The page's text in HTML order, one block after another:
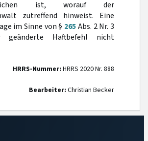
ist, worauf der
zutreffend hinweist. Eine
im Sinne von § 265Abs. 2 Nr. 3
Haftbefehl nicht
HRRS-Nummer: HRRS 2020 Nr. 888
Bearbeiter: Christian Becker